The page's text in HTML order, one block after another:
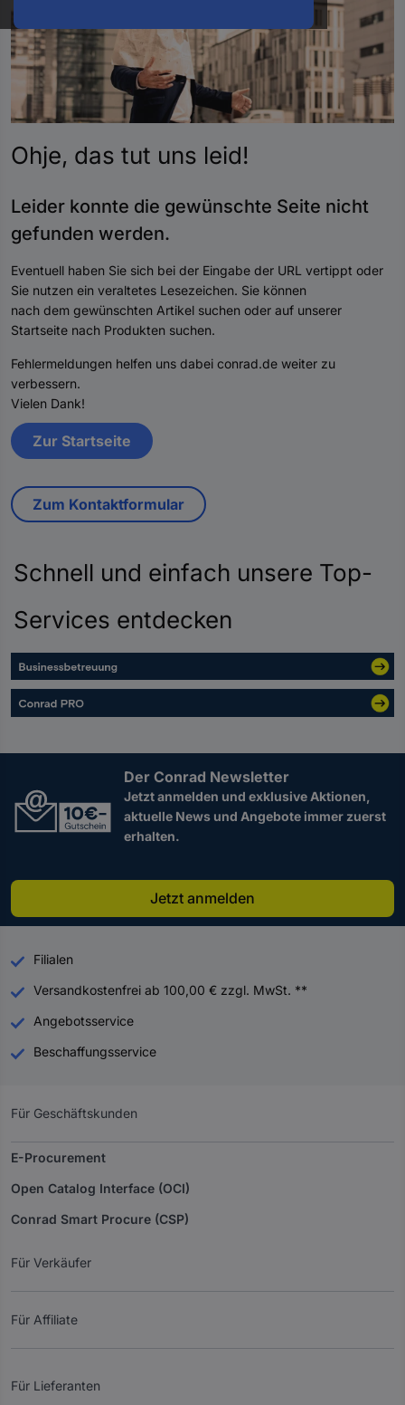
Hst.-
Teile-
Nr.
ein
Ohje, das tut uns leid!
Leider konnte die gewünschte Seite nicht
gefunden werden.
Eventuell haben Sie sich bei der Eingabe der URL vertippt oder
Sie nutzen ein veraltetes Lesezeichen. Sie können
nach dem gewünschten Artikel suchen oder auf unserer
Startseite nach Produkten suchen.
Fehlermeldungen helfen uns dabei conrad.de weiter zu
verbessern.
Vielen Dank!
Zur Startseite
Zum Kontaktformular
Schnell und einfach unsere Top-
Services entdecken
Der Conrad Newsletter
Jetzt anmelden und exklusive Aktionen,
aktuelle News und Angebote immer zuerst
erhalten.
Jetzt anmelden
Filialen
Versandkostenfrei ab 100,00 € zzgl. MwSt. **
Angebotsservice
Beschaffungsservice
Für Geschäftskunden
E-Procurement
Open Catalog Interface (OCI)
Conrad Smart Procure (CSP)
Für Verkäufer
Für Affiliate
Für Lieferanten